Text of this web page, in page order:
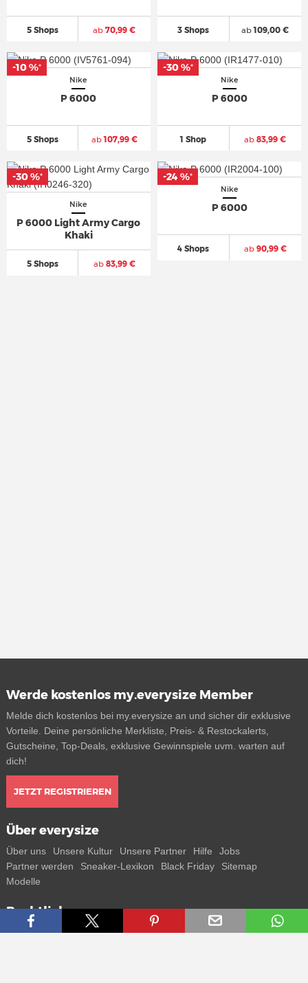
5 Shops ab 70,99 € 3 Shops ab109,00 €
Nike
P 6000
5 Shops ab107,99 €
-10 %*
-10 %*
Nike
P 6000
1 Shop ab 83,99 €
-30 %*
-30 %*
Nike
P 6000 Light Army Cargo
Khaki
5 Shops ab83,99 €
-30 %*
-30 %*
Nike
P 6000
4 Shops ab90,99 €
-24 %*
-24 %*
Werde kostenlos my.everysize Member
Melde dich kostenlos bei my.everysize an und sicher dir exklusive
Vorteile. Deine persönliche Merkliste, Preis- & Restockalerts,
Gutscheine, Top-Deals, exklusive Gewinnspiele uvm. warten auf
dich!
JETZT REGISTRIEREN
Über everysize
Über uns Unsere Kultur Unsere Partner Hilfe
Jobs
Partner werden
Sneaker-Lexikon Black Friday
Sitemap
Modelle
Rechtliches
AGB Datenschutz Impressum Kontakt